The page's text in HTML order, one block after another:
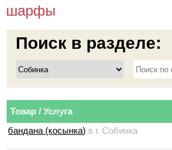
шарфы
Поиск в разделе:
Товар / Услуга
бандана (косынка) в г. Собинка